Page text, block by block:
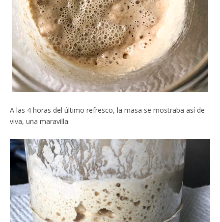
A las 4 horas del último refresco, la masa se mostraba así de
viva, una maravilla.